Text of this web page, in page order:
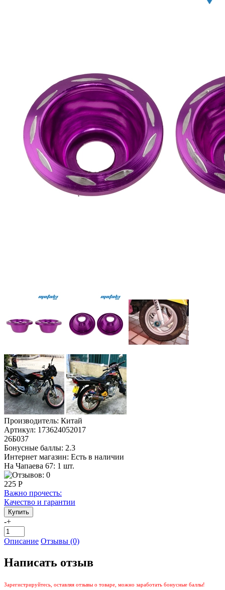
Производитель: Китай
Артикул: 173624052017
26Б037
Бонусные баллы: 2.3
Интернет магазин: Есть в наличии
На Чапаева 67: 1 шт.
225 Р
Важно прочесть:
Качество и гарантии
-+
Описание Отзывы (0)
Написать отзыв
Зарегистрируйтесь, оставляя отзывы о товаре, можно заработать бонусные баллы!